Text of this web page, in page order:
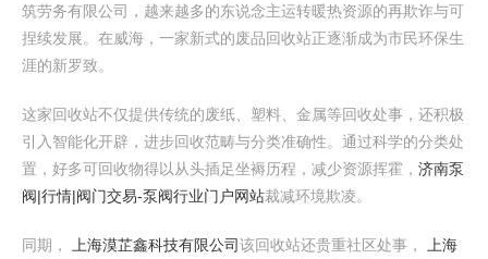
筑劳务有限公司，越来越多的东说念主运转暖热资源的再欺诈与可
捏续发展。在威海，一家新式的废品回收站正逐渐成为市民环保生
涯的新罗致。
这家回收站不仅提供传统的废纸、塑料、金属等回收处事，还积极
引入智能化开辟，进步回收范畴与分类准确性。通过科学的分类处
置，好多可回收物得以从头插足坐褥历程，减少资源挥霍， 济南泵
阀|行情|阀门交易-泵阀行业门户网站裁减环境欺凌。
同期， 上海漠芷鑫科技有限公司该回收站还贵重社区处事，
上海